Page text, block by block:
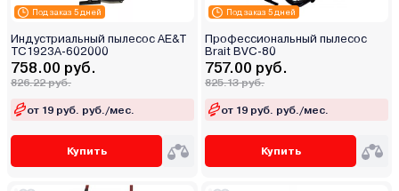
Под заказ 5 дней
Индустриальный пылесос AE&T
TC1923A-602000
758.00 руб.
826.22 руб.
от 19 руб. руб./мес.
Купить
Под заказ 5 дней
Профессиональный пылесос
Brait BVC-80
757.00 руб.
825.13 руб.
от 19 руб. руб./мес.
Купить